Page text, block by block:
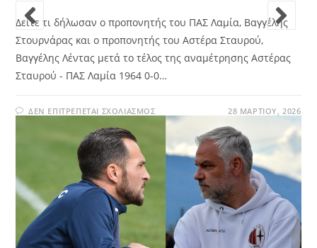
Δείτε τι δήλωσαν ο προπονητής του ΠΑΣ Λαμία, Βαγγέλης
Στουρνάρας και ο προπονητής του Αστέρα Σταυρού,
Βαγγέλης Λέντας μετά το τέλος της αναμέτρησης Αστέρας
Σταυρού - ΠΑΣ Λαμία 1964 0-0…
ΔΕΝ ΕΠΙΤΡΈΠΕΤΑΙ ΣΧΟΛΙΑΣΜΌΣ 28 ΜΑΡΤΊΟΥ, 2026